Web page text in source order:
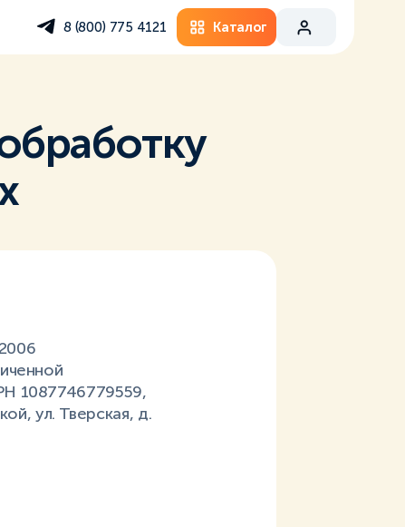
8 (800) 775 4121 Каталог
1087746779559,
ул. Тверская, д.